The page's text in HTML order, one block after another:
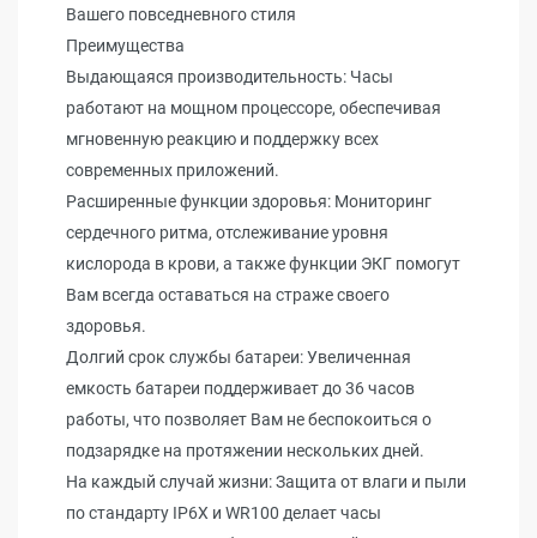
Вашего повседневного стиля
Преимущества
Выдающаяся производительность: Часы
работают на мощном процессоре, обеспечивая
мгновенную реакцию и поддержку всех
современных приложений.
Расширенные функции здоровья: Мониторинг
сердечного ритма, отслеживание уровня
кислорода в крови, а также функции ЭКГ помогут
Вам всегда оставаться на страже своего
здоровья.
Долгий срок службы батареи: Увеличенная
емкость батареи поддерживает до 36 часов
работы, что позволяет Вам не беспокоиться о
подзарядке на протяжении нескольких дней.
На каждый случай жизни: Защита от влаги и пыли
по стандарту IP6X и WR100 делает часы